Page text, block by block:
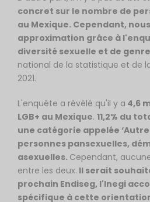
concret sur le nombre de
au Mexique. Cependant,
approximation grâce à
diversité sexuelle et de
national de la statistique et de
2021.
L'enquête a révélé qu'il y a 4,6
LGB+ au Mexique. 11,2% du
une catégorie appelée
personnes pansexuelles,
asexuelles. Cependant,
entre les deux. Il serait
prochain Endiseg, l'Inegi
spécifique à cette